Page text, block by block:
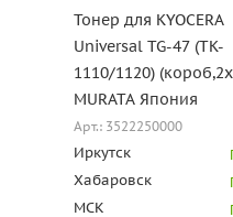
Тонер для KYOCERA
Universal TG-47 (TK-
1110/1120)
MURATA Япония
Арт.: 3522250000
Иркутск
Хабаровск
МСК